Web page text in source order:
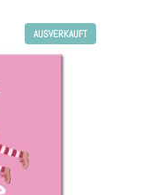
AUSVERKAUFT